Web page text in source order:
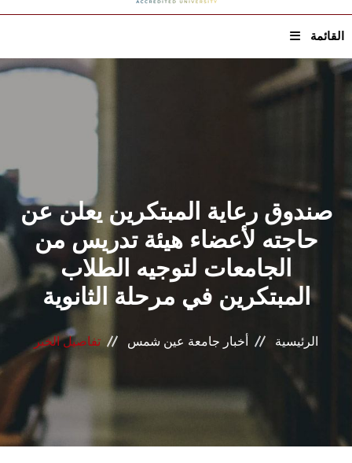
القائمة
القطاعـات
الشئون الأكاديمية
البحث العلمي
الرعاية الصحية
المراكز والوحدات
الأنظمة الذكية
الإعلام
صندوق رعاية المبتكرين يعلن عن
حاجته لأعضاء هيئة تدريس من
الجامعات لتوجيه الطلاب
المبتكرين في مرحلة الثانوية
الرئيسية أخبار جامعة عين شمس تفاصيل الخبر